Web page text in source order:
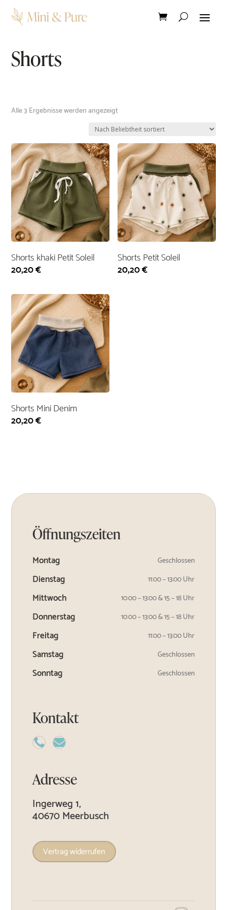
Shorts
Alle 3 Ergebnisse werden angezeigt
sortiert
Shorts khaki Petit Soleil
20,20€
Shorts Petit Soleil
20,20€
Shorts Mini Denim
20,20€
Öffnungszeiten
Montag Geschlossen
Dienstag 11:00 – 13:00 Uhr
Mittwoch 10:00 – 13:00 & 15 – 18 Uhr
Donnerstag 10:00 – 13:00 & 15 – 18 Uhr
Freitag 11:00 – 13:00 Uhr
Samstag Geschlossen
Sonntag Geschlossen
Kontakt
 
Adresse
Ingerweg 1,
40670 Meerbusch
Vertrag widerrufen